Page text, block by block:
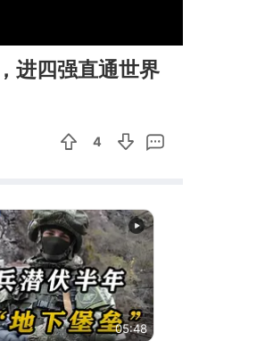
进四强直通世界
4
05:48